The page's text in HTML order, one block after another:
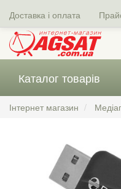
Доставка і оплата
Каталог товарів
Інтернет магазин